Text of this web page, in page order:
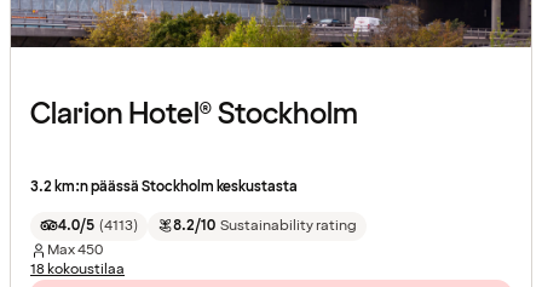
Clarion Hotel® Stockholm
3.2 km:n päässä Stockholm keskustasta
4.0/5 (4113) 8.2/10 Sustainability rating
Max450
18 kokoustilaa